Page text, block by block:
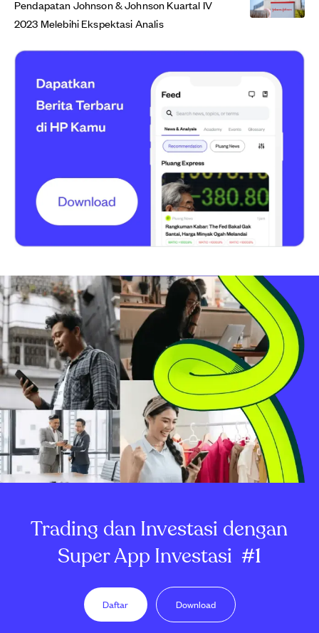
Pendapatan Johnson & Johnson Kuartal IV
2023 Melebihi Ekspektasi Analis
Trading dan Investasi dengan
Super App Investasi #1
Daftar Download